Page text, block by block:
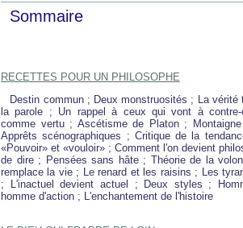
Sommaire
RECETTES POUR UN PHILOSOPHE
Destin commun ; Deux monstruosités ; La vérité
la parole ; Un rappel à ceux qui vont à contre-
comme vertu ; Ascétisme de Platon ;
Apprêts scénographiques ; Critique de la
«Pouvoir» et «vouloir» ; Comment l'on devient
de dire ; Pensées sans hâte ; Théorie de la
remplace la vie ; Le renard et les raisins ; Les
; L'inactuel devient actuel ; Deux styles ;
homme d'action ; L'enchantement de l'histoire